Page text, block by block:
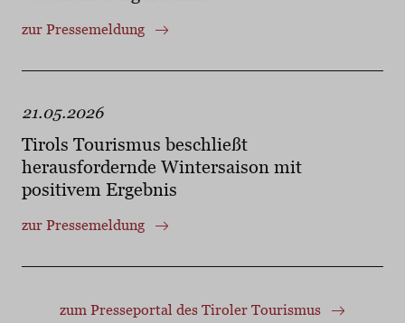
zur Pressemeldung
21.05.2026
Tirols Tourismus beschließt
herausfordernde Wintersaison mit
positivem Ergebnis
zur Pressemeldung
zum Presseportal des Tiroler Tourismus